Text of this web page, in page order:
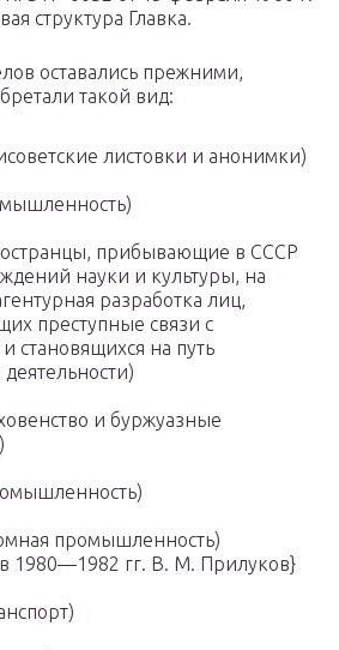
структура Главка.
оставались прежними,
такой вид:
листовки и анонимки)
прибывающие в СССР
науки и культуры, на
разработка лиц,
преступные связи с
становящихся на путь
и буржуазные
промышленность)
1980—1982 гг. В. М. Прилуков}